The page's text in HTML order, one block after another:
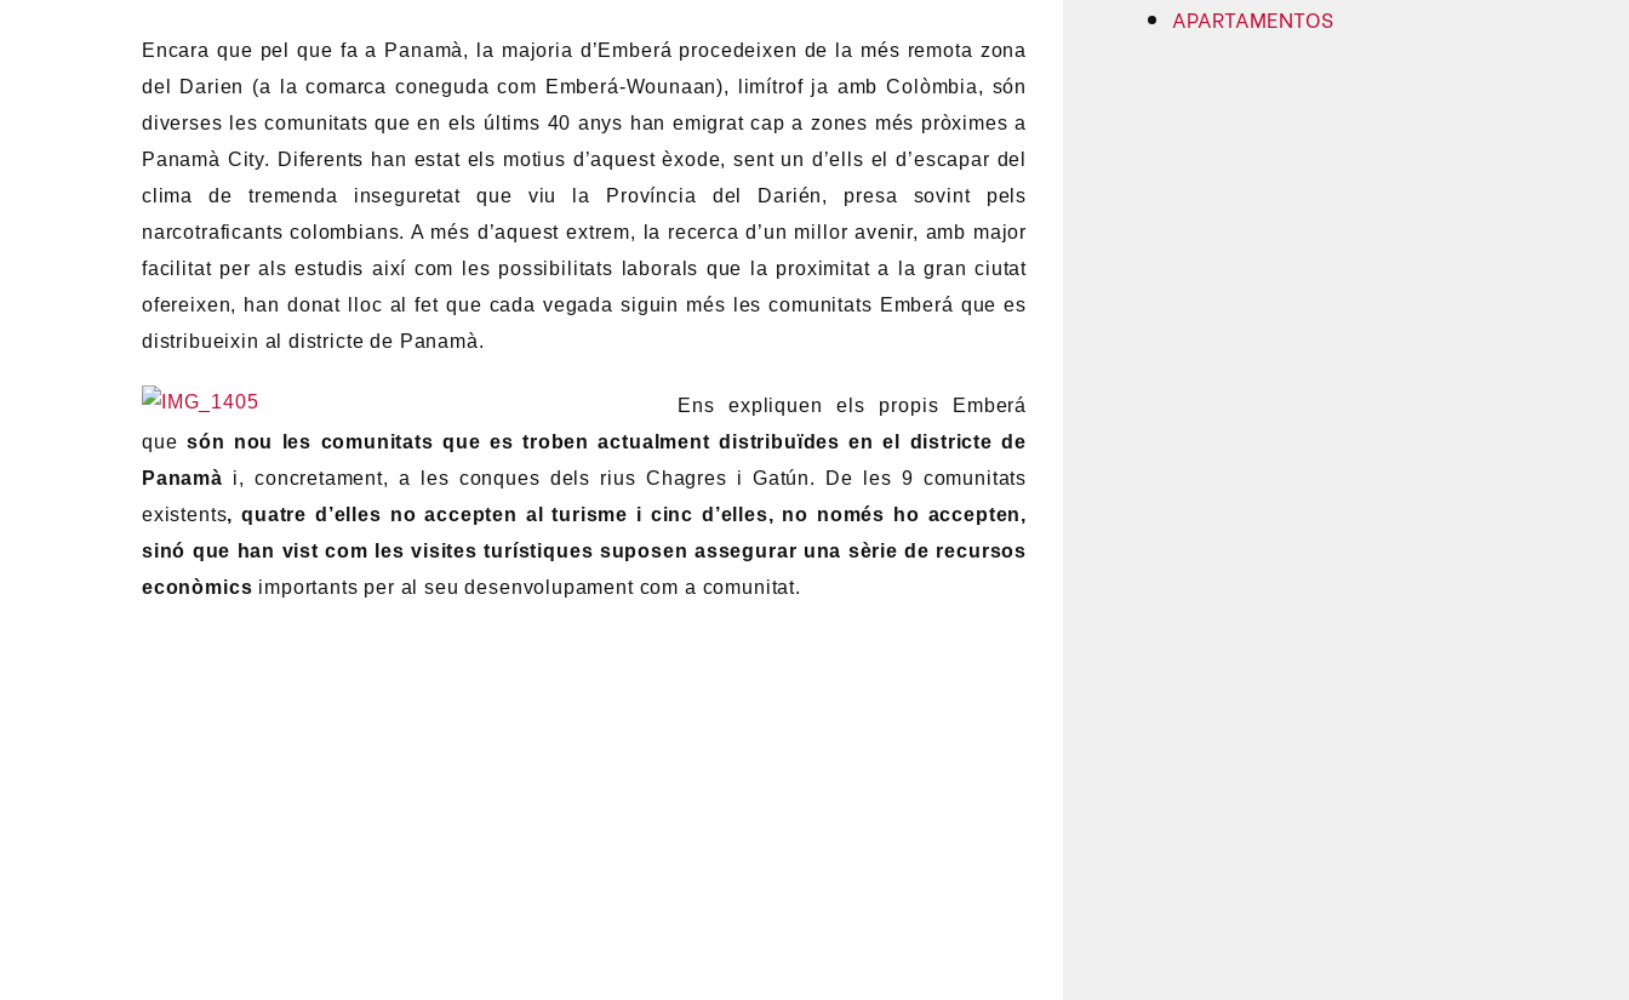
Encara que pel que fa a Panamà, la majoria d’Emberá procedeixen de la més remota zona
del Darien (a la comarca coneguda com Emberá-Wounaan), limítrof ja amb Colòmbia, són
diverses les comunitats que en els últims 40 anys han emigrat cap a zones més pròximes a
Panamà City. Diferents han estat els motius d’aquest èxode, sent un d’ells el d’escapar del
clima de tremenda inseguretat que viu la Província del Darién, presa sovint pels
narcotraficants colombians. A més d’aquest extrem, la recerca d’un millor avenir, amb major
facilitat per als estudis així com les possibilitats laborals que la proximitat a la gran ciutat
ofereixen, han donat lloc al fet que cada vegada siguin més les comunitats Emberá que es
distribueixin al districte de Panamà.
Ens expliquen els propis Emberá
que són nou les comunitats que es troben actualment distribuïdes en el districte de
Panamà i, concretament, a les conques dels rius Chagres i Gatún. De les 9 comunitats
existents, quatre d’elles no accepten al turisme i cinc d’elles, no només ho accepten,
sinó que han vist com les visites turístiques suposen assegurar una sèrie de recursos
econòmics importants per al seu desenvolupament com a comunitat.
APARTAMENTOS